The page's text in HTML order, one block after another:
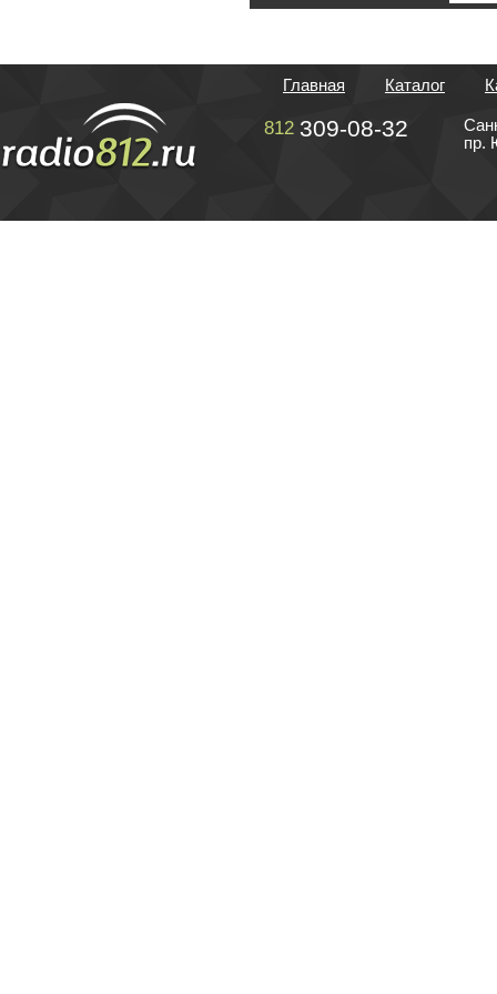
Главная Каталог
812 309-08-32
пр.